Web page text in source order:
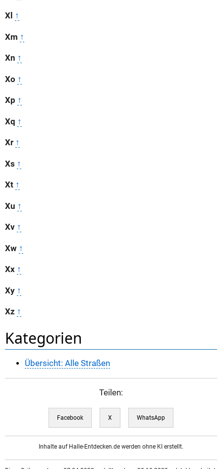
Xl ↑
Xm ↑
Xn ↑
Xo ↑
Xp ↑
Xq ↑
Xr ↑
Xs ↑
Xt ↑
Xu ↑
Xv ↑
Xw ↑
Xx ↑
Xy ↑
Xz ↑
Kategorien
Übersicht: Alle Straßen
Teilen:
Facebook X WhatsApp
Inhalte auf Halle-Entdecken.de werden ohne KI erstellt.